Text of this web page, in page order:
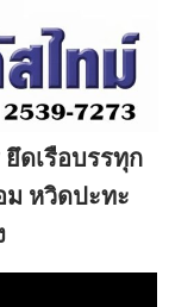
ดเรือบรรทุก
ม หวิดปะทะ